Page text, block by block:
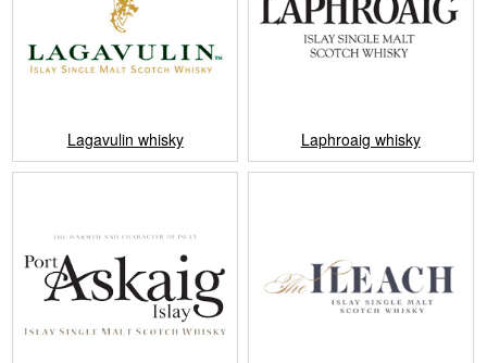
Lagavulin whisky Laphroaig whisky